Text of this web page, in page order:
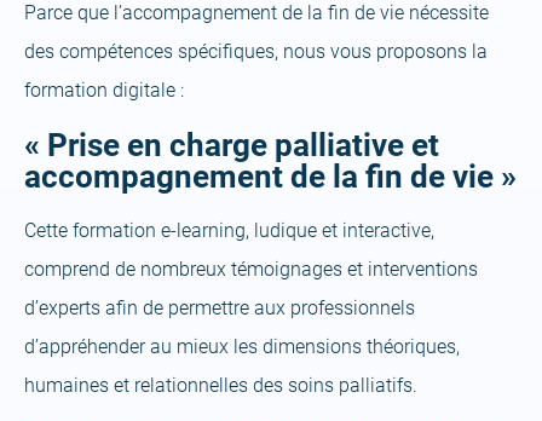
Parce que l’accompagnement de la fin de vie nécessite
des compétences spécifiques, nous vous proposons la
formation digitale :
« Prise en charge palliative et
accompagnement de la fin de vie »
Cette formation e-learning, ludique et interactive,
comprend de nombreux témoignages et interventions
d’experts afin de permettre aux professionnels
d’appréhender au mieux les dimensions théoriques,
humaines et relationnelles des soins palliatifs.